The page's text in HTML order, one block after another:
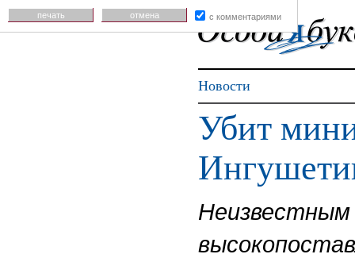
Новости
Убит
Неизвестным
печать отмена с комментариями